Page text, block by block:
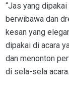
“Jas yang
berwibawa dan
kesan yang
dipakai di acara
dan menonton
di sela-sela acara.